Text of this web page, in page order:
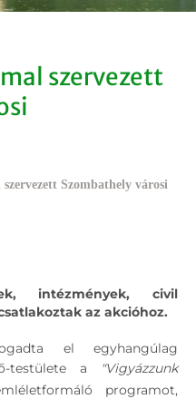
szervezett
Szombathely városi
intézmények, civil
az akcióhoz.
el egyhangúlag
testülete a
"Vigyázzunk
programot,